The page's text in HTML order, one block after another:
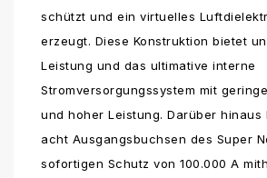
schützt und ein virtuelles
erzeugt. Diese Konstruktion bietet
Leistung und das ultimative interne
Stromversorgungssystem mit
und hoher Leistung. Darüber
acht Ausgangsbuchsen des Super
sofortigen Schutz von 100.000 A